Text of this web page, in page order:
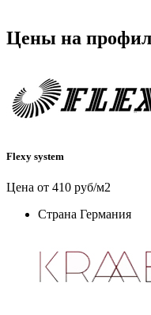
Цены на
Flexy system
Цена от 410 руб/м2
Страна Германия